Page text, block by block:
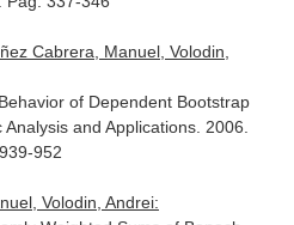
Cabrera, Manuel, Volodin,
of Dependent Bootstrap
Analysis and Applications. 2006.
952
Volodin, Andrei: